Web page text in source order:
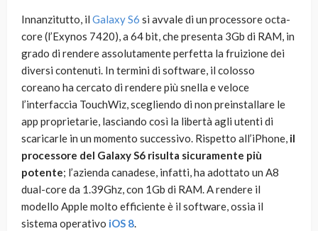
Innanzitutto, il Galaxy S6 si avvale di un processore octa-
core (l’Exynos 7420), a 64 bit, che presenta 3Gb di RAM, in
grado di rendere assolutamente perfetta la fruizione dei
diversi contenuti. In termini di software, il colosso
coreano ha cercato di rendere più snella e veloce
l’interfaccia TouchWiz, scegliendo di non preinstallare le
app proprietarie, lasciando così la libertà agli utenti di
scaricarle in un momento successivo. Rispetto all’iPhone, il
processore del Galaxy S6 risulta sicuramente più
potente; l’azienda canadese, infatti, ha adottato un A8
dual-core da 1.39Ghz, con 1Gb di RAM. A rendere il
modello Apple molto efficiente è il software, ossia il
sistema operativo iOS 8.